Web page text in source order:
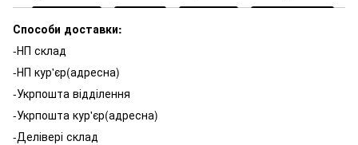
Способи доставки:
-НП склад
-НП кур'єр(адресна)
-Укрпошта відділення
-Укрпошта кур'єр(адресна)
-Делівері склад